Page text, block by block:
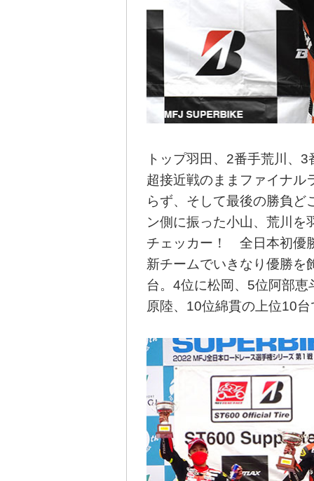
トップ羽田、2番手荒川、
超接近戦のままファイナル
らず、そして最後の勝負
ン側に振った小山、荒川を
チェッカー！ 全日本初優
新チームでいきなり優勝を
台。4位に松岡、5位阿部
原陸、10位綿貫の上位10